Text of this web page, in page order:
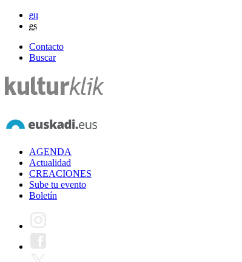
eu
es
Contacto
Buscar
AGENDA
Actualidad
CREACIONES
Sube tu evento
Boletín